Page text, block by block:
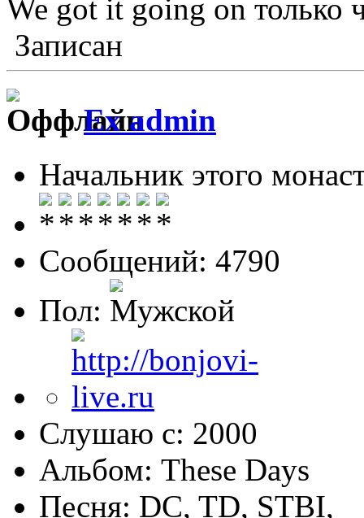
We got it going on только
Записан
Ex admin
Начальник этого
Сообщений: 4790
Пол:
Слушаю с: 2000
Альбом: These Days
Песня: DC, TD, STBI,